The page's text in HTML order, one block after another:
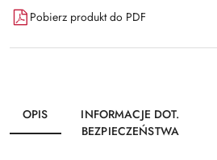
Pobierz produkt do PDF
OPIS
INFORMACJE DOT.
BEZPIECZEŃSTWA